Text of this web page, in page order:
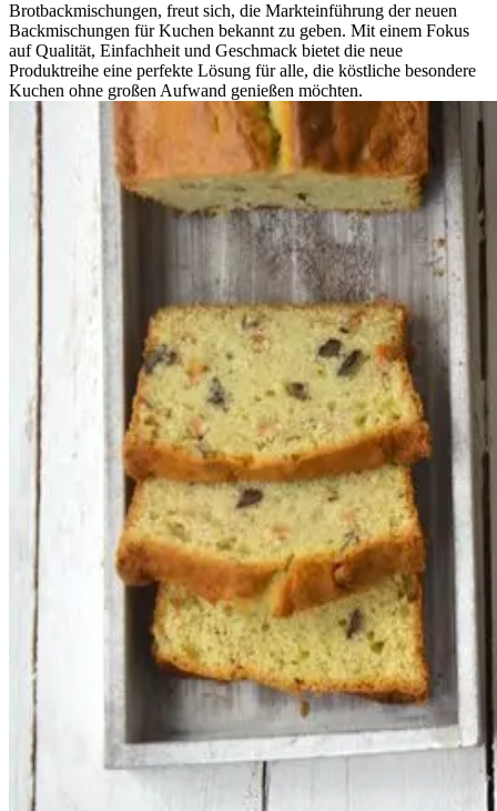
Brotbackmischungen, freut sich, die Markteinführung der neuen
Backmischungen für Kuchen bekannt zu geben. Mit einem Fokus
auf Qualität, Einfachheit und Geschmack bietet die neue
Produktreihe eine perfekte Lösung für alle, die köstliche besondere
Kuchen ohne großen Aufwand genießen möchten.